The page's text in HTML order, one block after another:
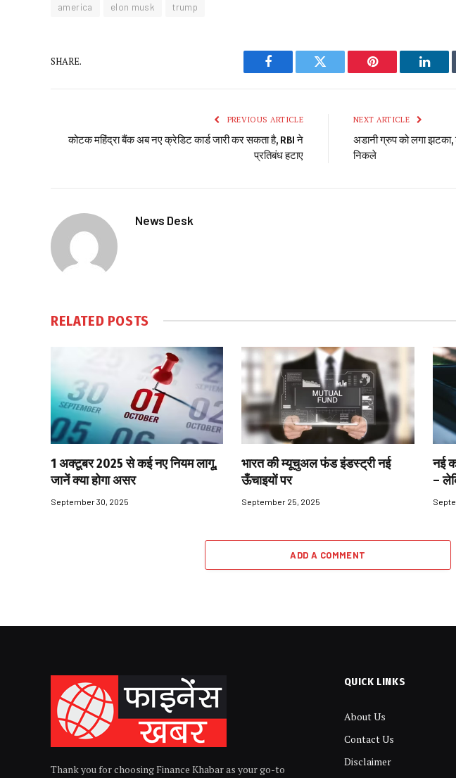
america elon musk trump
SHARE.
Facebook Twitter Pinterest
PREVIOUS ARTICLE
कोटक महिंद्रा बैंक अब नए क्रेडिट कार्ड जारी कर सकता है, RBI ने
प्रतिबंध हटाए
NEXT ARTICLE
अडानी ग्रुप को लगा झटका,
निकले
News Desk
RELATED POSTS
1 अक्टूबर 2025 से कई नए नियम लागू,
जानें क्या होगा असर
September 30, 2025
भारत की म्यूचुअल फंड इंडस्ट्री नई
ऊँचाइयों पर
September 25, 2025
नई
–
ADD A COMMENT
Thank you for choosing Finance Khabar as your go-to
QUICK LINKS
About Us
Contact Us
Disclaimer